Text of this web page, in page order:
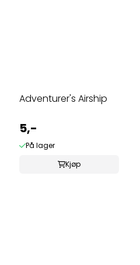
Adventurer's Airship
5,-
På lager
Kjøp